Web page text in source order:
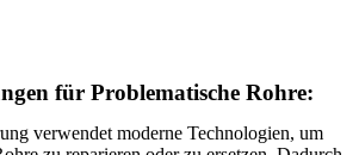
für Problematische Rohre:
verwendet moderne Technologien, um